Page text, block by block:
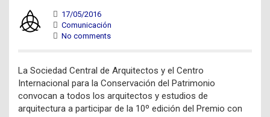
17/05/2016
Comunicación
No comments
La Sociedad Central de Arquitectos y el Centro
Internacional para la Conservación del Patrimonio
convocan a todos los arquitectos y estudios de
arquitectura a participar de la 10º edición del Premio con